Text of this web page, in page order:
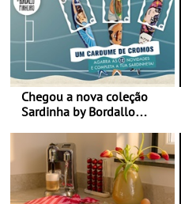
Chegou a nova coleção
Sardinha by Bordallo